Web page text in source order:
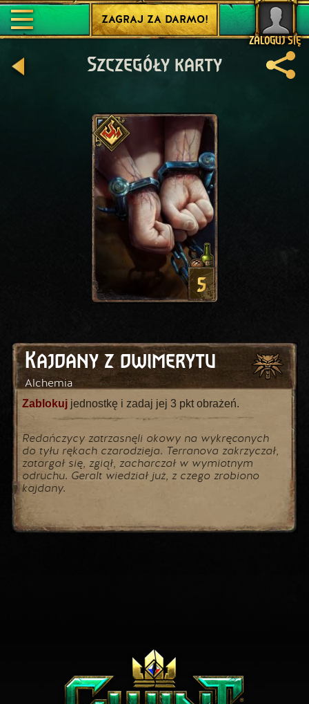
ZALOGUJ SIĘ
ZAGRAJ ZA DARMO!
Szczegóły karty
5
Kajdany z dwimerytu
Alchemia
Zablokuj jednostkę i zadaj jej 3 pkt obrażeń.
Redańczycy zatrzasnęli okowy na wykręconych
do tyłu rękach czarodzieja. Terranova zakrzyczał,
zatargał się, zgiął, zacharczał w wymiotnym
odruchu. Geralt wiedział już, z czego zrobiono
kajdany.